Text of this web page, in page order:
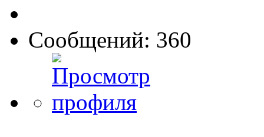
Сообщений: 360